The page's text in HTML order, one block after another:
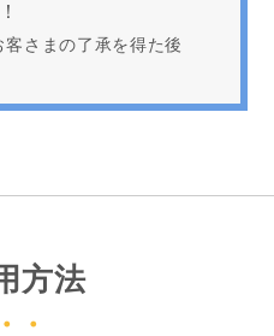
さまの了承を得た後
方法